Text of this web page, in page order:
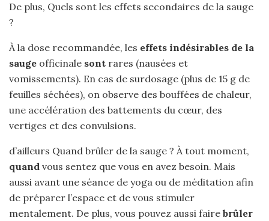
De plus, Quels sont les effets secondaires de la sauge
?
À la dose recommandée, les effets indésirables de la
sauge officinale sont rares (nausées et
vomissements). En cas de surdosage (plus de 15 g de
feuilles séchées), on observe des bouffées de chaleur,
une accélération des battements du cœur, des
vertiges et des convulsions.
d’ailleurs Quand brûler de la sauge ? À tout moment,
quand vous sentez que vous en avez besoin. Mais
aussi avant une séance de yoga ou de méditation afin
de préparer l’espace et de vous stimuler
mentalement. De plus, vous pouvez aussi faire brûler